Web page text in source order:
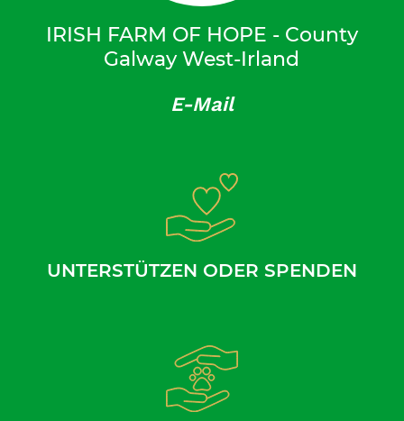
IRISH FARM OF HOPE - County
Galway West-Irland
E-Mail
UNTERSTÜTZEN ODER SPENDEN